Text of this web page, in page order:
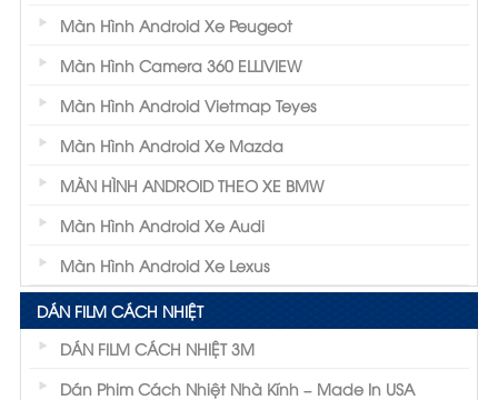
Màn Hình Android Xe Peugeot
Màn Hình Camera 360 ELLIVIEW
Màn Hình Android Vietmap Teyes
Màn Hình Android Xe Mazda
MÀN HÌNH ANDROID THEO XE BMW
Màn Hình Android Xe Audi
Màn Hình Android Xe Lexus
DÁN FILM CÁCH NHIỆT
DÁN FILM CÁCH NHIỆT 3M
Dán Phim Cách Nhiệt Nhà Kính – Made In USA